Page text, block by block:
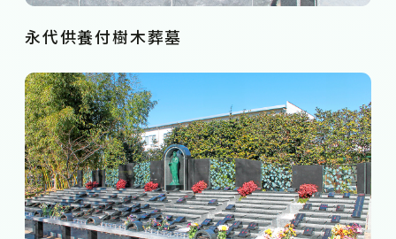
永代供養付樹木葬墓